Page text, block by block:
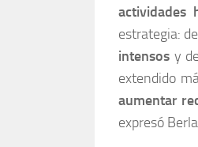
actividades
estrategia:
intensos y
extendido
aumentar
expresó